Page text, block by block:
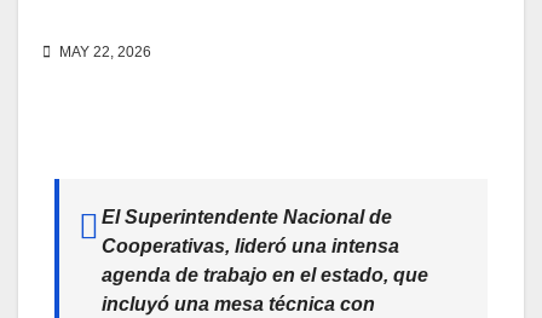
MAY 22, 2026
El Superintendente Nacional de
Cooperativas, lideró una intensa
agenda de trabajo en el estado, que
incluyó una mesa técnica con